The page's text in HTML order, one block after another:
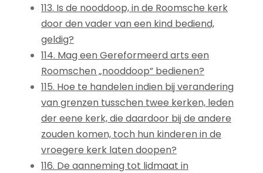
113. Is de nooddoop, in de Roomsche kerk
door den vader van een kind bediend,
geldig?
114. Mag een Gereformeerd arts een
Roomschen „nooddoop” bedienen?
115. Hoe te handelen indien bij verandering
van grenzen tusschen twee kerken, leden
der eene kerk, die daardoor bij de andere
zouden komen, toch hun kinderen in de
vroegere kerk laten doopen?
116. De aanneming tot lidmaat in